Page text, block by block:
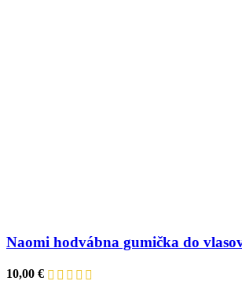
Naomi hodvábna gumička do
10,00 €